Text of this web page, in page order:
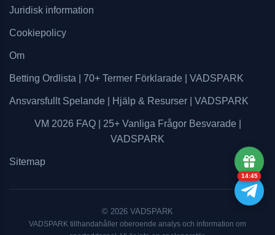
Juridisk information
Cookiepolicy
Om
Betting Ordlista | 70+ Termer Förklarade | VADSPARK
Ansvarsfullt Spelande | Hjälp & Resurser | VADSPARK
VM 2026 FAQ | 25+ Vanliga Frågor Besvarade |
VADSPARK
Sitemap
© 2026 VADSPARK
VADSPARK tillhandahåller oberoende analys och information om
14:44